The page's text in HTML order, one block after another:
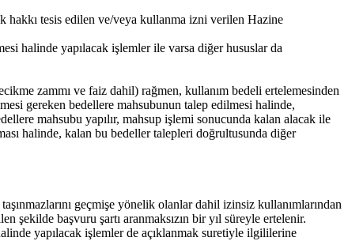
hakkı tesis edilen ve/veya kullanma izni verilen Hazine
halinde yapılacak işlemler ile varsa diğer hususlar da
zammı ve faiz dahil) rağmen, kullanım bedeli ertelemesinden
gereken bedellere mahsubunun talep edilmesi halinde,
mahsubu yapılır, mahsup işlemi sonucunda kalan alacak ile
halinde, kalan bu bedeller talepleri doğrultusunda diğer
geçmişe yönelik olanlar dahil izinsiz kullanımlarından
şekilde başvuru şartı aranmaksızın bir yıl süreyle ertelenir.
yapılacak işlemler de açıklanmak suretiyle ilgililerine